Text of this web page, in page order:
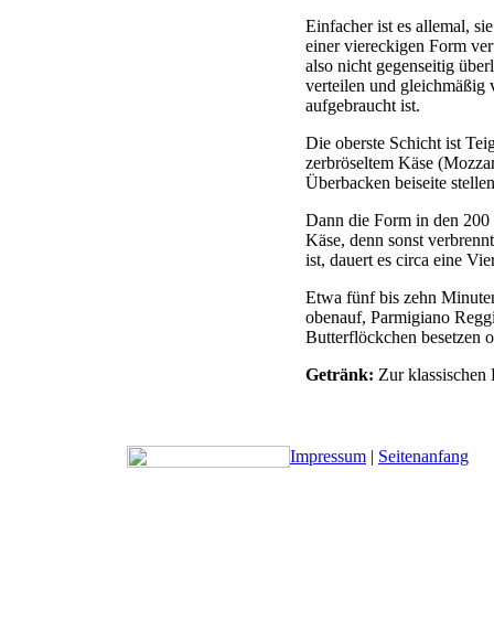
Einfacher ist es allemal,
einer viereckigen Form
also nicht gegenseitig
verteilen und gleichmäßig
aufgebraucht ist.
Die oberste Schicht ist
zerbröseltem Käse
Überbacken beiseite
Dann die Form in den 200
Käse, denn sonst
ist, dauert es circa eine
Etwa fünf bis zehn
obenauf, Parmigiano
Butterflöckchen besetzen
Getränk: Zur klassischen
Impressum | Seitenanfang